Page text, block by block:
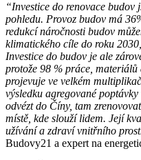
“Investice do renovace
pohledu. Provoz budov má
redukcí náročnosti budov
klimatického cíle do roku
Investice do budov je ale
protože 98 % práce, materiálů
projevuje ve velkém
výsledku agregované poptávky
odvézt do Číny, tam
místě, kde slouží lidem. Její
užívání a zdraví vnitřního
Budovy21 a expert na